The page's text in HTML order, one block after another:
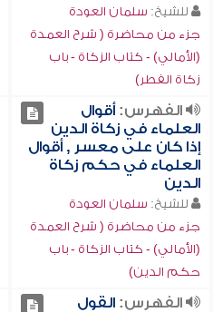
للشيخ: سلمان العودة
جزء من محاضرة ( شرح العمدة
(الأمالي) - كتاب الزكاة - باب
زكاة الفطر)
الفهرس:أقوال
العلماء في زكاة الدين
إذا كان على معسر , أقوال
العلماء في حكم زكاة
الدين
للشيخ: سلمان العودة
جزء من محاضرة ( شرح العمدة
(الأمالي) - كتاب الزكاة - باب
حكم الدين)
الفهرس:القول